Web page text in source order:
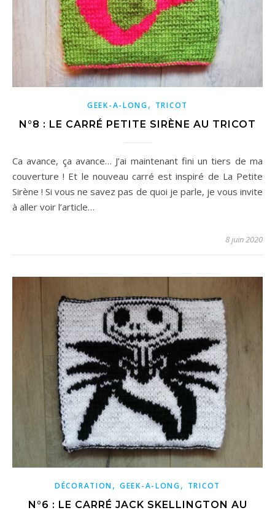
GEEK-A-LONG, TRICOT
N°8 : LE CARRÉ PETITE SIRÈNE AU TRICOT
Ca avance, ça avance… J’ai maintenant fini un tiers de ma
couverture ! Et le nouveau carré est inspiré de La Petite
Sirène ! Si vous ne savez pas de quoi je parle, je vous invite
à aller voir l’article…
8 juin 2020
DÉCORATION,GEEK-A-LONG, TRICOT
N°6 : LE CARRÉ JACK SKELLINGTON AU